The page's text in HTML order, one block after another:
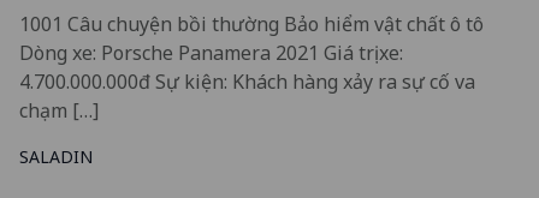
1001 Câu chuyện bồi thường Bảo hiểm vật chất ô tô
Dòng xe: Porsche Panamera 2021 Giá trị xe:
4.700.000.000đ Sự kiện: Khách hàng xảy ra sự cố va
chạm […]
SALADIN